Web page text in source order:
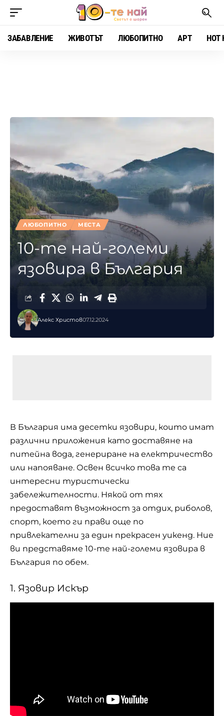
ЗАБАВЛЕНИЕ ЖИВОТЪТ ЛЮБОПИТНО АРТ HOT
ЛЮБОПИТНО МЕСТА
10-те най-големи
язовира в България
Алекс Христов07.12.2024
В България има десетки язовири, които имат
различни приложения като доставяне на
питейна вода, генериране на електричество
или напояване. Освен всичко това те са
интересни туристически
забележителности. Някой от тях
предоставят възможност за отдих, риболов,
спорт, което ги прави още по
привлекателни за един прекрасен уикенд. Ние
ви представяме 10-те най-големи язовира в
България по обем.
1. Язовир Искър